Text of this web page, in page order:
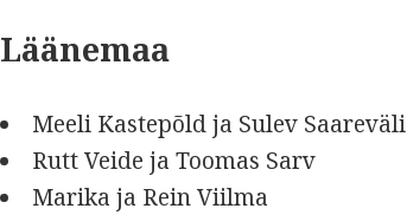
Läänemaa
Meeli Kastepõld ja Sulev Saareväli
Rutt Veide ja Toomas Sarv
Marika ja Rein Viilma